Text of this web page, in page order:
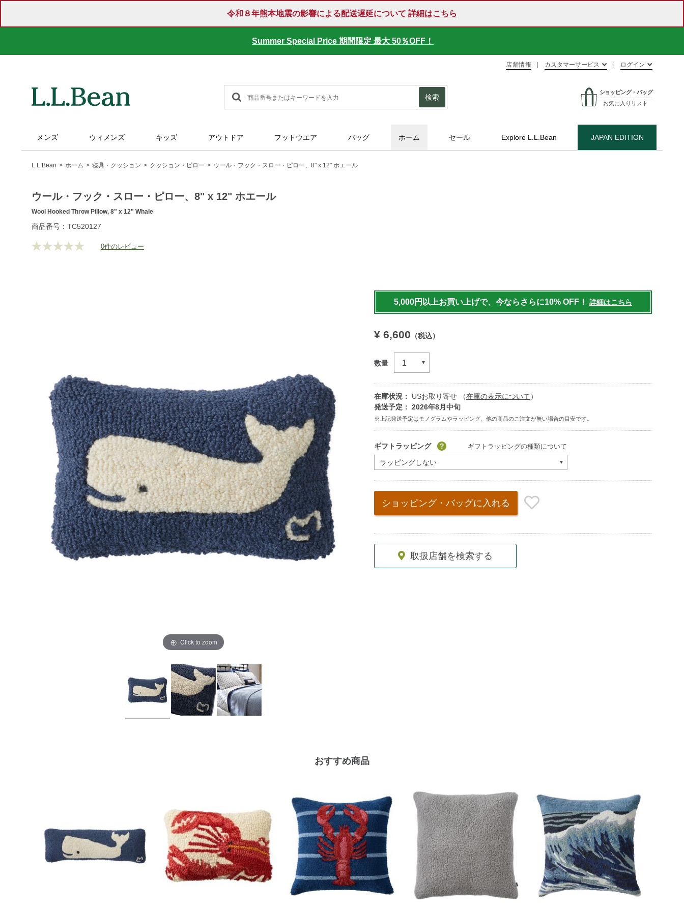
令和８年熊本地震の影響による配送遅延について 詳細はこちら
Summer Special Price 期間限定 最大 50％OFF！
店舗情報 カスタマーサービス ログイン
検索
ショッピング・バッグ
お気に入りリスト
メンズ ウィメンズ キッズ アウトドア フットウエア バッグ ホーム セール Explore L.L.Bean JAPAN EDITION
L.L.Bean ホーム 寝具・クッション クッション・ピロー ウール・フック・スロー・ピロー、8" x 12" ホエール
ウール・フック・スロー・ピロー、8" x 12" ホエール
Wool Hooked Throw Pillow, 8" x 12" Whale
https://www.llbean.co.jp/homegoods/bedding/pillows/g/1000175819.html
商品番号：TC520127
評
0件のレビュー
Click to zoom
5,000円以上お買い上げで、今ならさらに10% OFF！ 詳細はこちら
¥ 6,600 （税込）
数量
在庫状況： USお取り寄せ （在庫の表示について ）
発送予定： 2026年8月中旬
to
cart
options
ギフトラッピング ギフトラッピングの種類について
ショッピング・バッグに入れる
取扱店舗を検索する
おすすめ商品